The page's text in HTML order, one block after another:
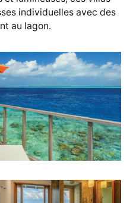
individuelles avec des
au lagon.